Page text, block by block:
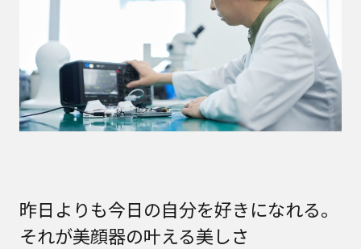
昨日よりも今日の自分を好きになれる。
それが美顔器の叶える美しさ